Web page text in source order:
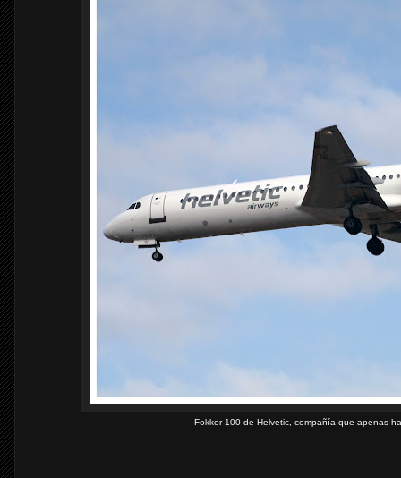
Fokker 100 de Helvetic, compañía que apenas